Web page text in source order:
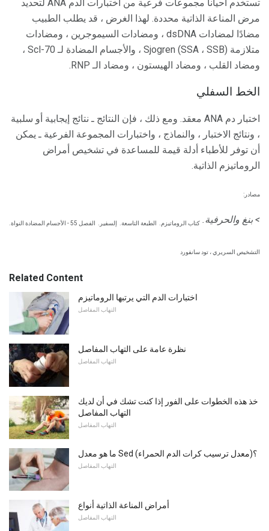
تستخدم أحيانا مجموعات فرعية من اختبارات الدم ANA لتحديد
مرض المناعة الذاتية محددة. لهذا الغرض ، قد يطلب الطبيب
مضادًا لمضادات dsDNA ، ومضادات السيموجرين ، ومضادات
متلازمة Sjogren (SSA ، SSB) ، والأجسام المضادة لـ Scl-70 ،
ومضاد القلب ، ومضاد الهيستون ، ومضاد الـ RNP.
الخط السفلي
اختبار دم ANA معقد. ومع ذلك ، فإن النتائج ـ نتائج إيجابية أو سلبية
، ونتائج الاختبار ، والنماذج ، واختبارات المجموعة الفرعية ـ يمكن
أن توفر للأطباء أدلة قيمة للمساعدة في تشخيص أمراض
الروماتيزم الذاتية.
مصادر:
> بنغ والحرفية. كتاب الروماتيزم. الطبعة التاسعة. إلسفير. الفصل 55 - الأجسام المضادة النواة.
التشخيص السريري ، تود سانفورد
Related Content
اختبارات الدم التي يرتبها الروماتيزم
التهاب المفاصل
نظرة عامة على التهاب المفاصل
التهاب المفاصل
خذ هذه الخطوات على الفور إذا كنت تشك في أن لديك
التهاب المفاصل
التهاب المفاصل
ما هو معدل Sed (معدل ترسيب كرات الدم الحمراء)؟
التهاب المفاصل
أمراض المناعة الذاتية أنواع
التهاب المفاصل